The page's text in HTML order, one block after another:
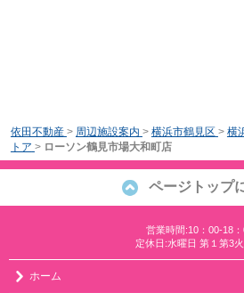
依田不動産 > 周辺施設案内 > 横浜市鶴見区 > 横
トア > ローソン鶴見市場大和町店
ページトップ
営業時間:10：00-18
定休日:水曜日 第１第3
ホーム